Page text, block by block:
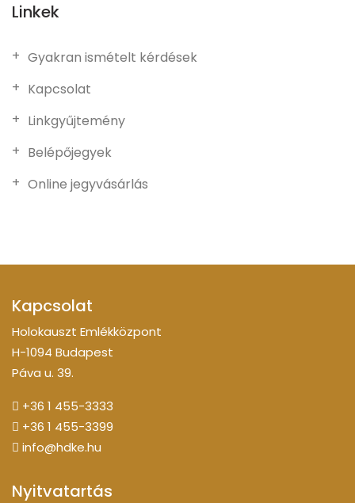
Linkek
Gyakran ismételt kérdések
Kapcsolat
Linkgyűjtemény
Belépőjegyek
Online jegyvásárlás
Kapcsolat
Holokauszt Emlékközpont
H-1094 Budapest
Páva u. 39.
+36 1 455-3333
+36 1 455-3399
info@hdke.hu
Nyitvatartás